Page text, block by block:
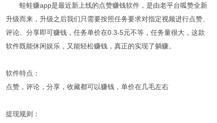
蛙蛙赚app是最近新上线的点赞赚钱软件，是由老平台呱赞全新
升级而来，升级之后我们只需要按照任务要求对指定视频进行点赞、
评论、分享即可赚钱，任务单价在0.3-5元不等，任务量很大，这款
软件既能休闲娱乐，又能轻松赚钱，真正的实现了躺赚。
软件特点：
点赞，评论，分享，收藏都可以赚钱，单价在几毛左右
提现规则：